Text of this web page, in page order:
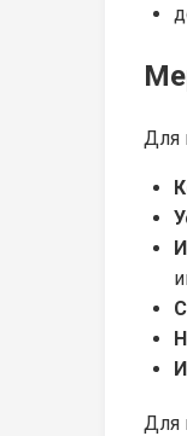
Для
Для